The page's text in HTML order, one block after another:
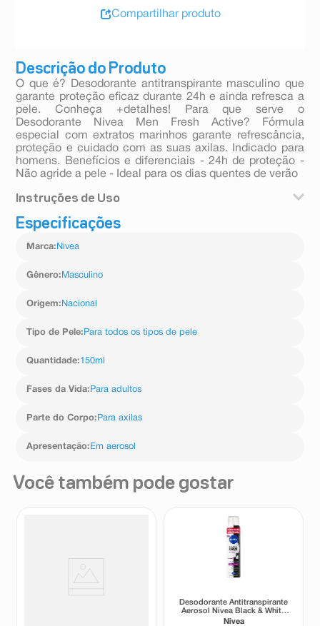
Descrição do Produto
O que é? Desodorante antitranspirante masculino que
garante proteção eficaz durante 24h e ainda refresca a
pele. Conheça +detalhes! Para que serve o
Desodorante Nivea Men Fresh Active? Fórmula
especial com extratos marinhos garante refrescância,
proteção e cuidado com as suas axilas. Indicado para
homens. Benefícios e diferenciais - 24h de proteção -
Não agride a pele - Ideal para os dias quentes de verão
Instruções de Uso
Como usar o Desodorante Nivea Men Fresh Active?
mantenha o frasco a aprox. 15 cm da axila. Espere
Uma unidade de embalagem contém 150ml
Especificações
Marca: Nivea
Gênero: Masculino
Origem: Nacional
Tipo de Pele: Para todos os tipos de pele
Quantidade:150ml
Fases da Vida: Para adultos
Parte do Corpo: Para axilas
Apresentação: Em aerosol
Compartilhar produto
Você também pode gostar
Desodorante Antitranspirante
Aerosol Nivea Black & White
Invisible Authentic 72h 200ml
Nivea